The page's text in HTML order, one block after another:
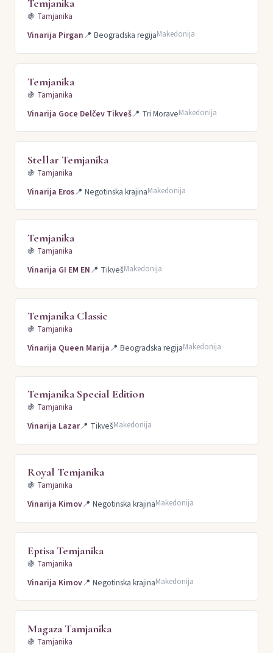
Temjanika
🍇 Tamjanika
Vinarija Pirgan📍 Beogradska regijaMakedonija
Temjanika
🍇 Tamjanika
Vinarija Goce Delčev Tikveš📍 Tri MoraveMakedonija
Stellar Temjanika
🍇 Tamjanika
Vinarija Eros📍 Negotinska krajinaMakedonija
Temjanika
🍇 Tamjanika
Vinarija GI EM EN📍 TikvešMakedonija
Temjanika Classic
🍇 Tamjanika
Vinarija Queen Marija📍 Beogradska regijaMakedonija
Temjanika Special Edition
🍇 Tamjanika
Vinarija Lazar📍 TikvešMakedonija
Royal Temjanika
🍇 Tamjanika
Vinarija Kimov📍 Negotinska krajinaMakedonija
Eptisa Temjanika
🍇 Tamjanika
Vinarija Kimov📍 Negotinska krajinaMakedonija
Magaza Tamjanika
🍇 Tamjanika